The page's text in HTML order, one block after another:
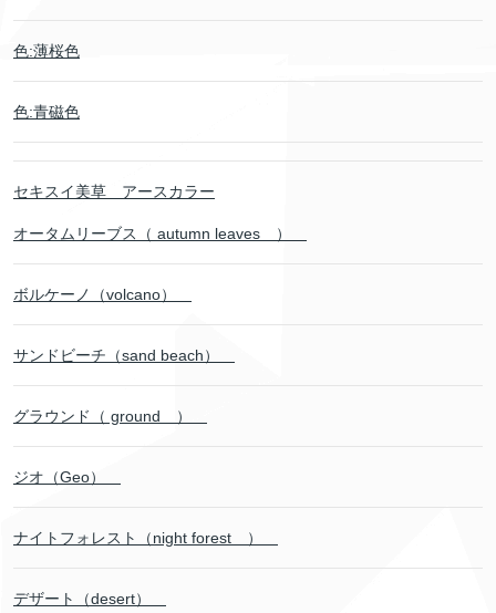
色:薄桜色
色:青磁色
セキスイ美草 アースカラー
オータムリーブス（ autumn leaves ）
ボルケーノ（volcano）
サンドビーチ（sand beach）
グラウンド（ ground ）
ジオ（Geo）
ナイトフォレスト（night forest ）
デザート（desert）